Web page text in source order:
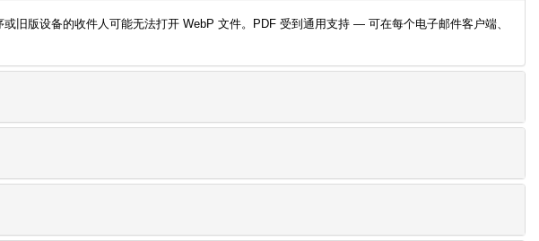
旧版设备的收件人可能无法打开 WebP 文件。PDF 受到通用支持 — 可在每个电子邮件客户端、